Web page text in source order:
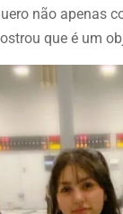
não apenas
que é um